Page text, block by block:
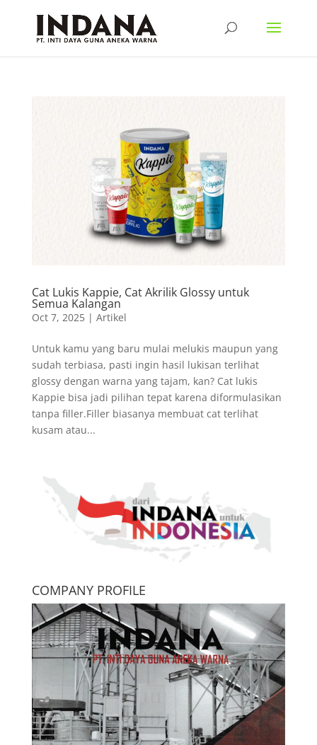
Cat Lukis Kappie, Cat Akrilik Glossy untuk
Semua Kalangan
Oct 7, 2025| Artikel
Untuk kamu yang baru mulai melukis maupun yang
sudah terbiasa, pasti ingin hasil lukisan terlihat
glossy dengan warna yang tajam, kan? Cat lukis
Kappie bisa jadi pilihan tepat karena diformulasikan
tanpa filler.Filler biasanya membuat cat terlihat
kusam atau...
COMPANY PROFILE